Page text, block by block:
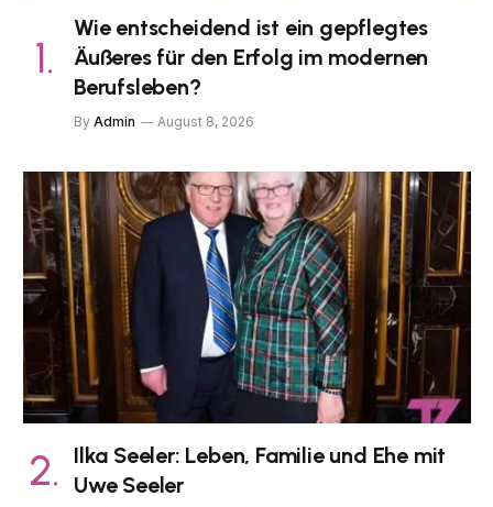
Wie entscheidend ist ein gepflegtes
Äußeres für den Erfolg im modernen
Berufsleben?
By Admin August 8, 2026
Ilka Seeler: Leben, Familie und Ehe mit
Uwe Seeler